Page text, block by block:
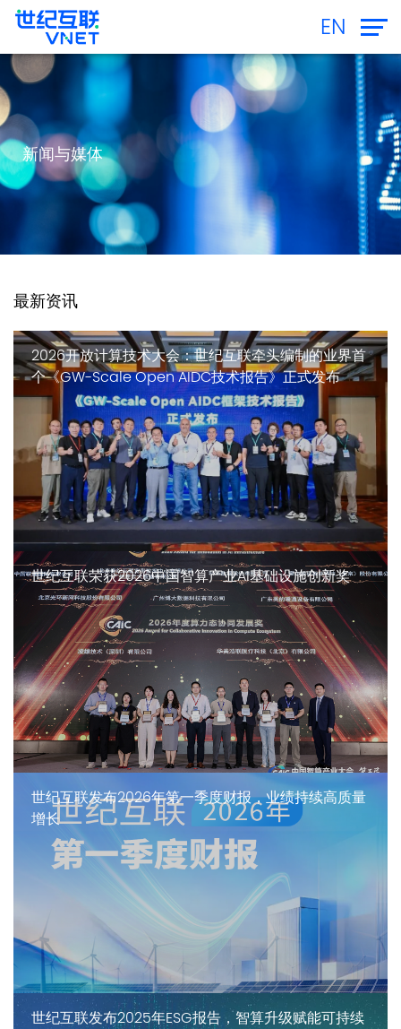
EN
新闻与媒体
最新资讯
2026开放计算技术大会：世纪互联牵头编制的业界首
个《GW-Scale Open AIDC技术报告》正式发布
世纪互联荣获2026中国智算产业AI基础设施创新奖
世纪互联发布2026年第一季度财报，业绩持续高质量
增长
世纪互联发布2025年ESG报告，智算升级赋能可持续